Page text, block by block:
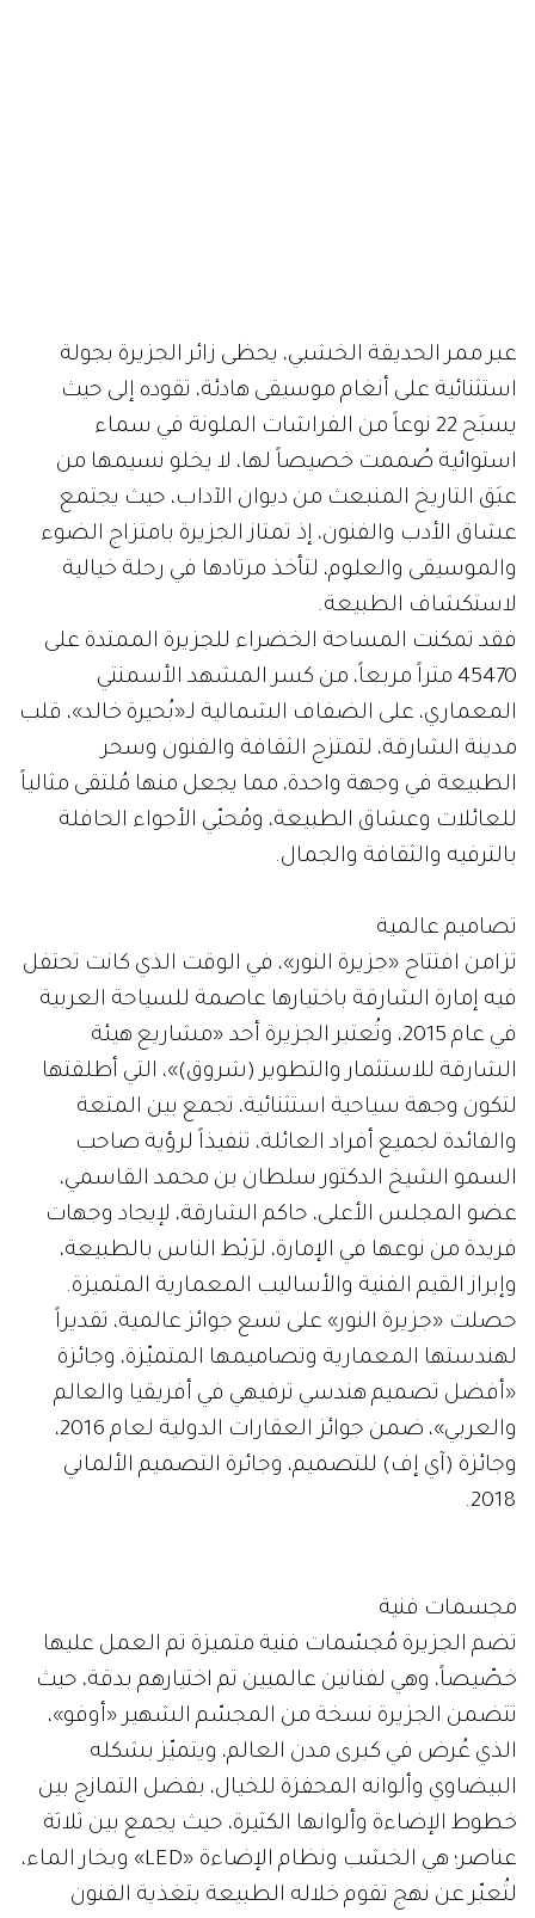
عبر ممر الحديقة الخشبي، يحظى زائر الجزيرة بجولة
استثنائية على أنغام موسيقى هادئة، تقوده إلى حيث
يسبَح 22 نوعاً من الفراشات الملونة في سماء
استوائية صُممت خصيصاً لها، لا يخلو نسيمها من
عبَق التاريخ المنبعث من ديوان الآداب، حيث يجتمع
عشاق الأدب والفنون، إذ تمتاز الجزيرة بامتزاج الضوء
والموسيقى والعلوم، لتأخذ مرتادها في رحلة خيالية
لاستكشاف الطبيعة.
فقد تمكنت المساحة الخضراء للجزيرة الممتدة على
45470 متراً مربعاً، من كسر المشهد الأسمنتي
المعماري، على الضفاف الشمالية لـ«بُحيرة خالد»، قلب
مدينة الشارقة، لتمتزج الثقافة والفنون وسحر
الطبيعة في وجهة واحدة، مما يجعل منها مُلتقى مثالياً
للعائلات وعشاق الطبيعة، ومُحبّي الأجواء الحافلة
بالترفيه والثقافة والجمال.
تصاميم عالمية
تزامن افتتاح «جزيرة النور»، في الوقت الذي كانت تحتفل
فيه إمارة الشارقة باختيارها عاصمة للسياحة العربية
في عام 2015، وتُعتبر الجزيرة أحد «مشاريع هيئة
الشارقة للاستثمار والتطوير (شروق)»، التي أطلقتها
لتكون وجهة سياحية استثنائية، تجمع بين المتعة
والفائدة لجميع أفراد العائلة، تنفيذاً لرؤية صاحب
السمو الشيخ الدكتور سلطان بن محمد القاسمي،
عضو المجلس الأعلى، حاكم الشارقة، لإيجاد وجهات
فريدة من نوعها في الإمارة، لرَبْط الناس بالطبيعة،
وإبراز القيم الفنية والأساليب المعمارية المتميزة.
حصلت «جزيرة النور» على تسع جوائز عالمية، تقديراً
لهندستها المعمارية وتصاميمها المتميّزة، وجائزة
«أفضل تصميم هندسي ترفيهي في أفريقيا والعالم
والعربي»، ضمن جوائز العقارات الدولية لعام 2016،
وجائزة (آي إف) للتصميم، وجائرة التصميم الألماني
2018.
مجسمات فنية
تضم الجزيرة مُجسّمات فنية متميزة تم العمل عليها
خصّيصاً، وهي لفنانين عالميين تم اختيارهم بدقة، حيث
تتضمن الجزيرة نسخة من المجسّم الشهير «أوفو»،
الذي عُرض في كبرى مدن العالم، ويتميّز بشكله
البيضاوي وألوانه المحفزة للخيال، بفضل التمازج بين
خطوط الإضاءة وألوانها الكثيرة، حيث يجمع بين ثلاثة
عناصر؛ هي الخشب ونظام الإضاءة «LED» وبخار الماء،
لتُعبّر عن نهج تقوم خلاله الطبيعة بتغذية الفنون